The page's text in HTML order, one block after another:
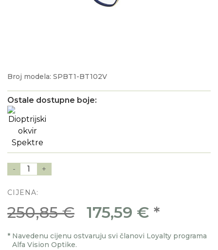
Broj modela: SPBT1-BT102V
Ostale dostupne boje:
- 1 +
CIJENA:
250,85 € 175,59 € *
* Navedenu cijenu ostvaruju svi članovi Loyalty programa
Alfa Vision Optike.